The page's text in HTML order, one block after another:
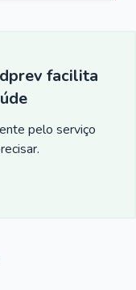
facilita
pelo serviço